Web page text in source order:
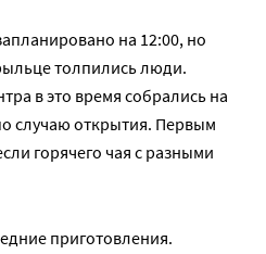
на 12:00, но
толпились люди.
в это время собрались на
случаю открытия. Первым
горячего чая с разными
приготовления.